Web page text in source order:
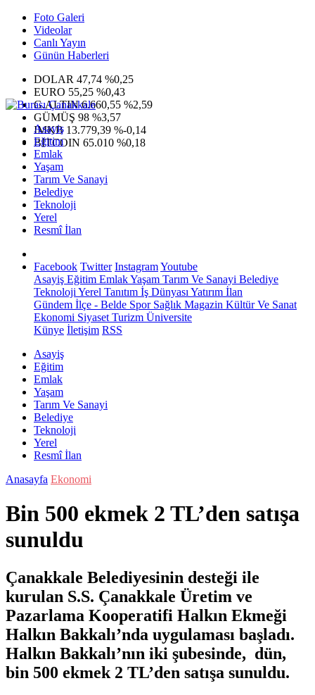
Foto Galeri
Videolar
Canlı Yayın
Günün Haberleri
DOLAR 47,74 %0,25
EURO 55,25 %0,43
G.ALTIN6.660,55 %2,59
GÜMÜŞ 98 %3,57
IMKB 13.779,39 %-0,14
BITCOIN 65.010 %0,18
Asayiş
Eğitim
Emlak
Yaşam
Tarım Ve Sanayi
Belediye
Teknoloji
Yerel
Resmî İlan
Facebook Twitter InstagramYoutube
Asayiş Eğitim EmlakYaşam Tarım Ve Sanayi Belediye
Teknoloji Yerel Tanıtım İş Dünyası Yatırım İlan
Gündem İlçe - Belde SporSağlık Magazin Kültür Ve Sanat
Ekonomi Siyaset Turizm Üniversite
Künye İletişim RSS
Asayiş
Eğitim
Emlak
Yaşam
Tarım Ve Sanayi
Belediye
Teknoloji
Yerel
Resmî İlan
Anasayfa Ekonomi
Bin 500 ekmek 2 TL’den satışa
sunuldu
Çanakkale Belediyesinin desteği ile
kurulan S.S. Çanakkale Üretim ve
Pazarlama Kooperatifi Halkın Ekmeği
Halkın Bakkalı’nda uygulaması başladı.
Halkın Bakkalı’nın iki şubesinde, dün,
bin 500 ekmek 2 TL’den satışa sunuldu.